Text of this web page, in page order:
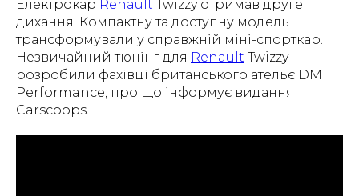
Електрокар Renault Twizzy отримав друге
дихання. Компактну та доступну модель
трансформували у справжній міні-спорткар.
Незвичайний тюнінг для Renault Twizzy
розробили фахівці британського ательє DM
Performance, про що інформує видання
Carscoops.